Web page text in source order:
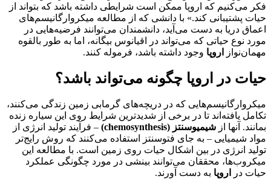
فکر می‌کنیم که اروپا ممکن است شرایطی داشته باشد که بتواند از
حیات پشتیبانی کند.» با دانشی که از مطالعه میکروارگانیسم‌های
اعماق دریا به دست می‌آید، دانشمندان می‌توانند فرضیه‌هایی در
مورد نوع حیاتی که می‌تواند در اقیانوس بیگانه، اما به طور بالقوه
مهمان‌نواز
اروپا وجود داشته باشد، فرموله کنند.
حیات در اروپا چگونه می‌تواند باشد؟
میکروارگانیسم‌هایی که در دریچه‌های گرمابی زمین زندگی می‌کنند،
تکامل یافته‌اند تا در برخی از شدیدترین شرایط روی این سیاره زنده
بمانند. آنها از شیمیوسنتز (chemosynthesis)
– فرآیند تولید انرژی از
مواد شیمیایی – به جای فتوسنتز استفاده می‌کنند که روش رایج‌تر
تولید انرژی در بین اشکال حیات روی زمین است. با مطالعه این
میکروب‌ها، محققان می‌توانند بینشی در مورد چگونگی عملکرد
حیات در
اروپا به دست آورند.